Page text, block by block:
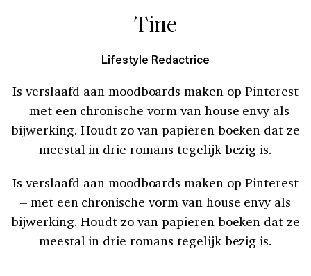
Tine
Lifestyle Redactrice
Is verslaafd aan moodboards maken op Pinterest
- met een chronische vorm van house envy als
bijwerking. Houdt zo van papieren boeken dat ze
meestal in drie romans tegelijk bezig is.
Is verslaafd aan moodboards maken op Pinterest
– met een chronische vorm van house envy als
bijwerking. Houdt zo van papieren boeken dat ze
meestal in drie romans tegelijk bezig is.